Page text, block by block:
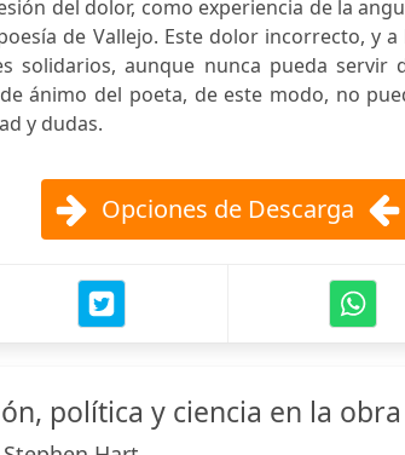
del dolor, como experiencia de la
de Vallejo. Este dolor incorrecto, y
solidarios, aunque nunca pueda servir
ánimo del poeta, de este modo, no
y dudas.
Opciones de Descarga
política y ciencia en la